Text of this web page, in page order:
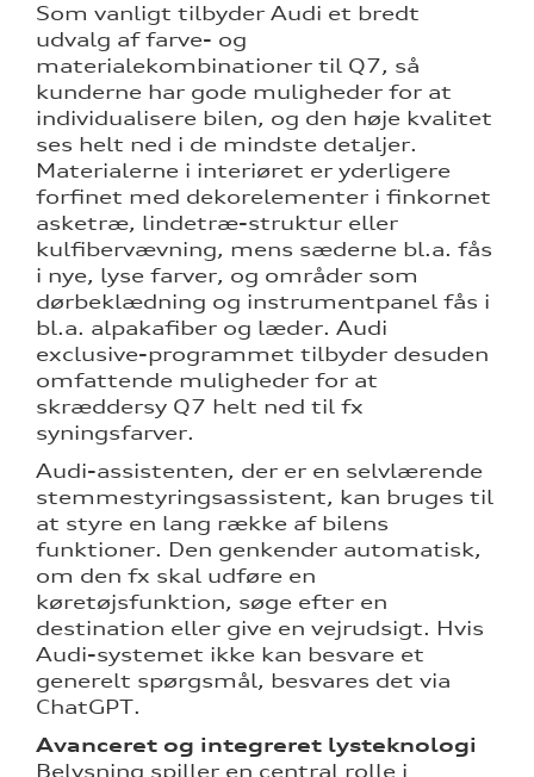
Som vanligt tilbyder Audi et bredt
udvalg af farve- og
materialekombinationer til Q7, så
kunderne har gode muligheder for at
individualisere bilen, og den høje kvalitet
ses helt ned i de mindste detaljer.
Materialerne i interiøret er yderligere
forfinet med dekorelementer i finkornet
asketræ, lindetræ-struktur eller
kulfibervævning, mens sæderne bl.a. fås
i nye, lyse farver, og områder som
dørbeklædning og instrumentpanel fås i
bl.a. alpakafiber og læder. Audi
exclusive-programmet tilbyder desuden
omfattende muligheder for at
skræddersy Q7 helt ned til fx
syningsfarver.
Audi-assistenten, der er en selvlærende
stemmestyringsassistent, kan bruges til
at styre en lang række af bilens
funktioner. Den genkender automatisk,
om den fx skal udføre en
køretøjsfunktion, søge efter en
destination eller give en vejrudsigt. Hvis
Audi-systemet ikke kan besvare et
generelt spørgsmål, besvares det via
ChatGPT.
Avanceret og integreret lysteknologi
Belysning spiller en central rolle i